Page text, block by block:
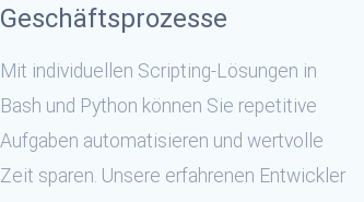
Geschäftsprozesse
Mit individuellen Scripting-Lösungen in
Bash und Python können Sie repetitive
Aufgaben automatisieren und wertvolle
Zeit sparen. Unsere erfahrenen Entwickler